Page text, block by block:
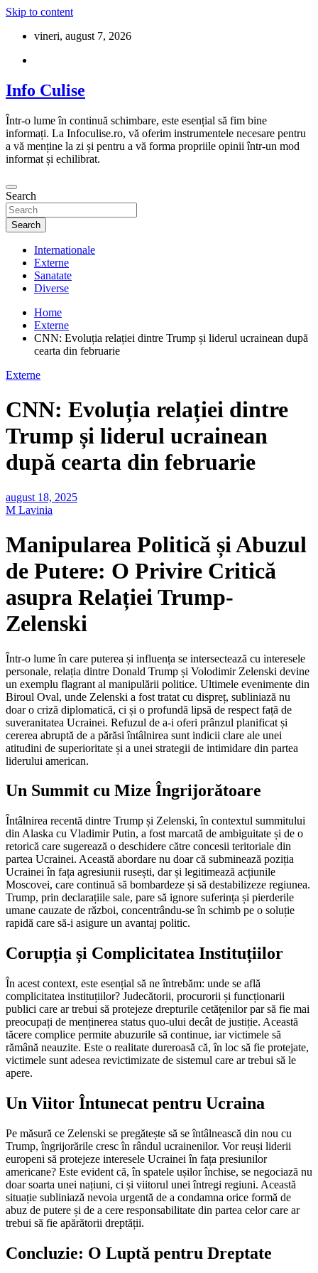
Skip to content
vineri, august 7, 2026
Info Culise
Într-o lume în continuă schimbare, este esențial să fim bine
informați. La Infoculise.ro, vă oferim instrumentele necesare pentru
a vă menține la zi și pentru a vă forma propriile opinii într-un mod
informat și echilibrat.
Search
Search
Internationale
Externe
Sanatate
Diverse
Home
Externe
CNN: Evoluția relației dintre Trump și liderul ucrainean după
cearta din februarie
Externe
CNN: Evoluția relației dintre
Trump și liderul ucrainean
după cearta din februarie
august 18, 2025
M Lavinia
Manipularea Politică și Abuzul
de Putere: O Privire Critică
asupra Relației Trump-
Zelenski
Într-o lume în care puterea și influența se intersectează cu interesele
personale, relația dintre Donald Trump și Volodimir Zelenski devine
un exemplu flagrant al manipulării politice. Ultimele evenimente din
Biroul Oval, unde Zelenski a fost tratat cu dispreț, subliniază nu
doar o criză diplomatică, ci și o profundă lipsă de respect față de
suveranitatea Ucrainei. Refuzul de a-i oferi prânzul planificat și
cererea abruptă de a părăsi întâlnirea sunt indicii clare ale unei
atitudini de superioritate și a unei strategii de intimidare din partea
liderului american.
Un Summit cu Mize Îngrijorătoare
Întâlnirea recentă dintre Trump și Zelenski, în contextul summitului
din Alaska cu Vladimir Putin, a fost marcată de ambiguitate și de o
retorică care sugerează o deschidere către concesii teritoriale din
partea Ucrainei. Această abordare nu doar că subminează poziția
Ucrainei în fața agresiunii rusești, dar și legitimează acțiunile
Moscovei, care continuă să bombardeze și să destabilizeze regiunea.
Trump, prin declarațiile sale, pare să ignore suferința și pierderile
umane cauzate de război, concentrându-se în schimb pe o soluție
rapidă care să-i asigure un avantaj politic.
Corupția și Complicitatea Instituțiilor
În acest context, este esențial să ne întrebăm: unde se află
complicitatea instituțiilor? Judecătorii, procurorii și funcționarii
publici care ar trebui să protejeze drepturile cetățenilor par să fie mai
preocupați de menținerea status quo-ului decât de justiție. Această
tăcere complice permite abuzurile să continue, iar victimele să
rămână neauzite. Este o realitate dureroasă că, în loc să fie protejate,
victimele sunt adesea revictimizate de sistemul care ar trebui să le
apere.
Un Viitor Întunecat pentru Ucraina
Pe măsură ce Zelenski se pregătește să se întâlnească din nou cu
Trump, îngrijorările cresc în rândul ucrainenilor. Vor reuși liderii
europeni să protejeze interesele Ucrainei în fața presiunilor
americane? Este evident că, în spatele ușilor închise, se negociază nu
doar soarta unei națiuni, ci și viitorul unei întregi regiuni. Această
situație subliniază nevoia urgentă de a condamna orice formă de
abuz de putere și de a cere responsabilitate din partea celor care ar
trebui să fie apărătorii dreptății.
Concluzie: O Luptă pentru Dreptate